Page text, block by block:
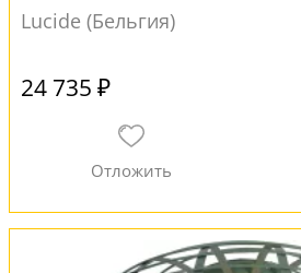
Lucide (Бельгия)
24 735 ₽